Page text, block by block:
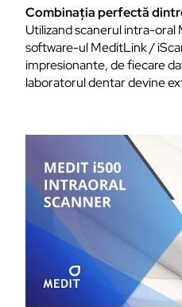
Combinația perfectă
Utilizand scanerul intra-
software-ul MeditLink /
impresionante, de fiecare
laboratorul dentar devine